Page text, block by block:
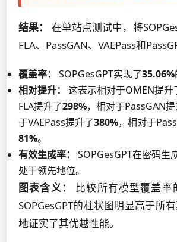
结果：
在单站点测试中，将
FLA、PassGAN、VAEPass和
覆盖率： SOPGesGPT实现了35.06%
相对提升：
这表示相对于OMEN提升
FLA提升了298%，相对于PassGAN
于VAEPass提升了380%，相对于
81%。
有效生成率：
SOPGesGPT在密码生
处于领先地位。
图表含义：
比较所有模型覆盖率
SOPGesGPT的柱状图明显高于所
地证实了其优越性能。